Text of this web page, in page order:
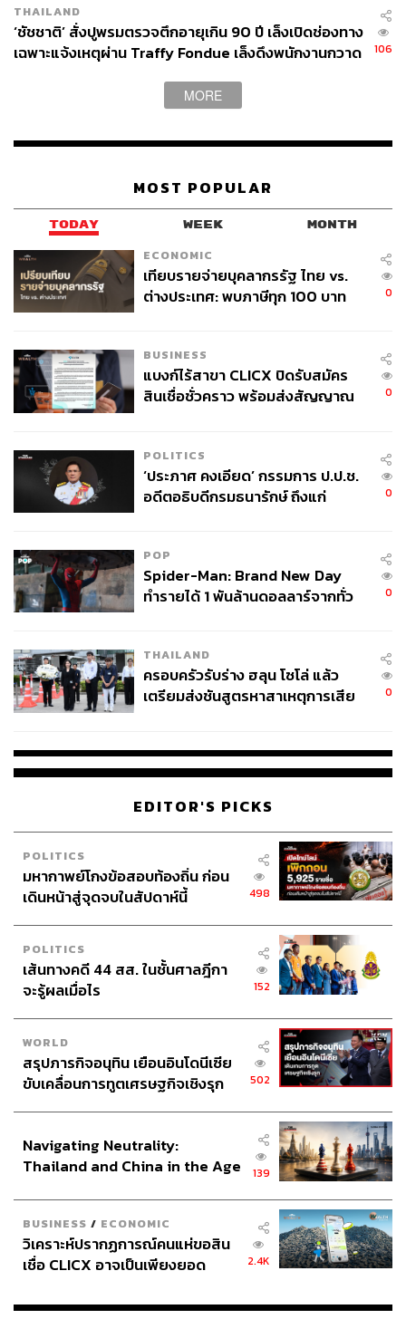
วกอีก 10 ปี ซึ่งถ้าบริษัทสามารถต่อใบอนุญาตได้สำเร็จ ภูเขา
และป่าไม้จะถูกระเบิด ระบบนิเวศถูกทำลาย และแหล่งอาหาร
ของชุมชนก็จะสูญหาย ส่วนนายทุนก็จะขนเอาแร่ไปขายต่อ
สุนี ไชยรส ผู้อำนวยการศูนย์ส่งเสริมความเสมอภาคและ
ของคนในชุมชนในการตัดสินใจโครงการ ทั้งที่รัฐธรรมนูญ
ฉบับ 2540 ได้รองรับสิทธิชุมชนไว้ในเรื่องการทำประชา
พิจารณ์
“ที่มาของความขัดแย้งเกิดขึ้นเพราะมีการปลอมใบอนุญาต
การใช้พื้นที่ป่าและใบประทานบัตร ทำให้ชาวบ้านต้องไปฟ้อง
ศาลปกครอง กระทั่งชนะคดี แต่ไม่สามารถทำให้บริษัท
เหมืองหยุดประกอบกิจการได้”
โดยปัจจุบันบริษัทได้ดำเนินกิจการระเบิดภูเขา ทำเหมืองและ
โรงโม่หิน พร้อมทั้งขนถ่ายลำเลียงแร่เข้าออกระหว่างพื้นที่
เรื่อยมา เพราะได้อุทธรณ์ต่อศาลปกครองสูงสุด โดยอ้างว่า
สมควร เรียงโหน่ง ประธานกลุ่มอนุรักษ์ป่าชุมชนเขาเหล่า
ใหญ่-ผาจันได เล่าว่าชาวบ้านเริ่มลุกขึ้นต่อสู้มาตั้งแต่ปี 2536
เมื่อเริ่มมีบริษัทเอกชนเข้ามายื่นขอสัมปทานภูผายา ตำบลดง
มะไฟ อำเภอสุวรรณคูหา จังหวัดหนองบัวลำภู เพื่อทำเหมือง
หิน คนในชุมชนไม่เห็นด้วยจึงเริ่มรวมตัวกันคัดค้าน เพราะ
บนเขานั้นมีสำนักสงฆ์ และมีการสำรวจพบภาพเขียนสี
ประวัติศาสตร์ กรมศิลปากรจึงได้ประกาศขึ้นทะเบียนให้เป็น
ปีถัดมา บริษัทเอกชนได้ย้ายมายื่นคำขอประทานบัตรทำ
เหมืองหินที่ภูผาฮวก ซึ่งอยู่ในพื้นที่ป่าสงวนแห่งชาติป่าเก่า
อุตสาหกรรมชนิดหินปูน
THAILAND
‘ชัชชาติ’ สั่งปูพรมตรวจตึกอายุเกิน 90 ปี เล็งเปิดช่องทาง
เฉพาะแจ้งเหตุผ่าน Traffy Fondue เล็งดึงพนักงานกวาด
106
MORE
MOST POPULAR
TODAY WEEK MONTH
ECONOMIC
เทียบรายจ่ายบุคลากรรัฐ ไทย vs.
ต่างประเทศ: พบภาษีทุก 100 บาท
0
BUSINESS
แบงก์ไร้สาขา CLICX ปิดรับสมัคร
สินเชื่อชั่วคราว พร้อมส่งสัญญาณ
0
POLITICS
‘ประภาศ คงเอียด’ กรรมการ ป.ป.ช.
อดีตอธิบดีกรมธนารักษ์ ถึงแก่
0
POP
Spider-Man: Brand New Day
ทำรายได้ 1 พันล้านดอลลาร์จากทั่ว
0
THAILAND
ครอบครัวรับร่าง ฮลุน โซโล่ แล้ว
เตรียมส่งชันสูตรหาสาเหตุการเสีย
0
EDITOR'S PICKS
POLITICS
มหากาพย์โกงข้อสอบท้องถิ่น ก่อน
เดินหน้าสู่จุดจบในสัปดาห์นี้
498
POLITICS
เส้นทางคดี 44 สส. ในชั้นศาลฎีกา
จะรู้ผลเมื่อไร
152
WORLD
สรุปภารกิจอนุทิน เยือนอินโดนีเซีย
ขับเคลื่อนการทูตเศรษฐกิจเชิงรุก
502
Navigating Neutrality:
Thailand and China in the Age
139
BUSINESS / ECONOMIC
วิเคราะห์ปรากฏการณ์คนแห่ขอสิน
เชื่อ CLICX อาจเป็นเพียงยอด
เรือนไทยที่ถูกซุกไว้
2.4K